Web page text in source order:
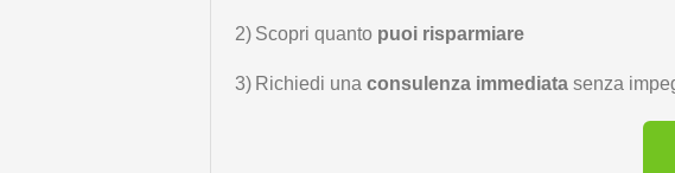
2) Scopri quanto puoi risparmiare
3) Richiedi una consulenza immediata senza